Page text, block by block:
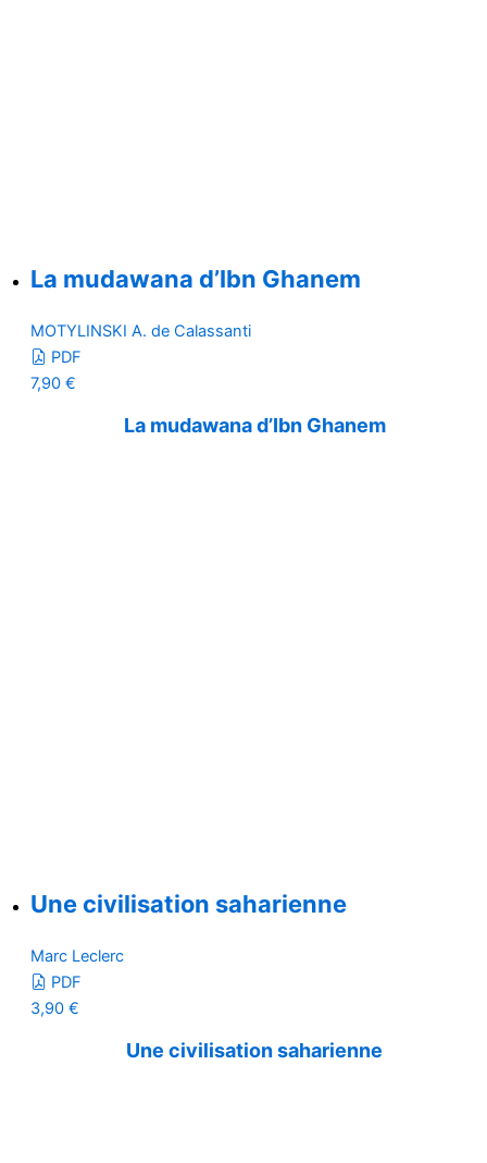
La mudawana d’Ibn Ghanem
MOTYLINSKI A. de Calassanti
PDF
7,90 €
La mudawana d’Ibn Ghanem
Une civilisation saharienne
Marc Leclerc
PDF
3,90 €
Une civilisation saharienne